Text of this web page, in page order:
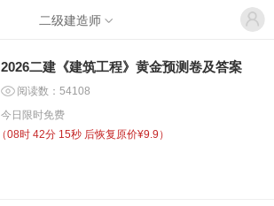
二级建造师
2026二建《建筑工程》黄金预测卷及答案
阅读数：54108
今日限时免费
（08时 42分 15秒 后恢复原价¥9.9）